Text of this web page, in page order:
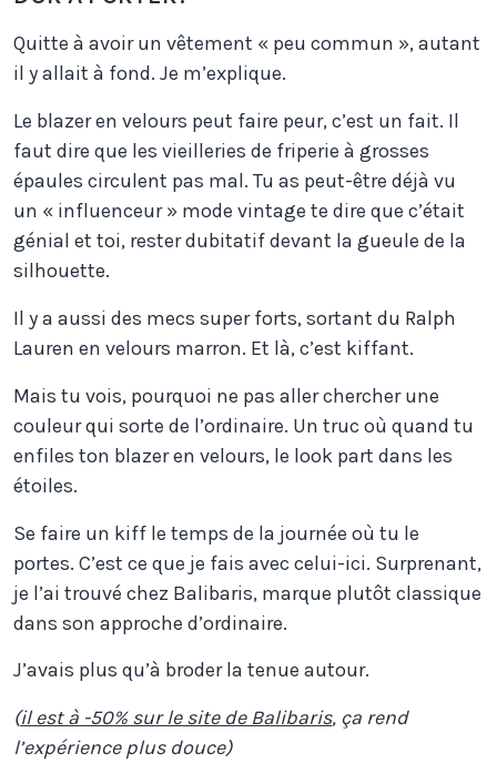
Quitte à avoir un vêtement « peu commun », autant
il y allait à fond. Je m’explique.
Le blazer en velours peut faire peur, c’est un fait. Il
faut dire que les vieilleries de friperie à grosses
épaules circulent pas mal. Tu as peut-être déjà vu
un « influenceur » mode vintage te dire que c’était
génial et toi, rester dubitatif devant la gueule de la
silhouette.
Il y a aussi des mecs super forts, sortant du Ralph
Lauren en velours marron. Et là, c’est kiffant.
Mais tu vois, pourquoi ne pas aller chercher une
couleur qui sorte de l’ordinaire. Un truc où quand tu
enfiles ton blazer en velours, le look part dans les
étoiles.
Se faire un kiff le temps de la journée où tu le
portes. C’est ce que je fais avec celui-ici. Surprenant,
je l’ai trouvé chez Balibaris, marque plutôt classique
dans son approche d’ordinaire.
J’avais plus qu’à broder la tenue autour.
(il est à -50% sur le site de Balibaris, ça rend
l’expérience plus douce)